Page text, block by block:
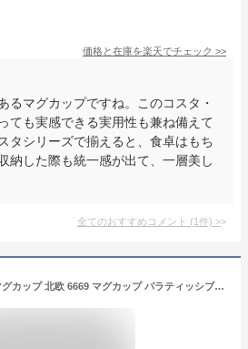
価格と在庫を楽天でチェック >>
るマグカップですね。このコスタ・
ても実感できる実用性も兼ね備えて
タシリーズで揃えると、食卓はもち
納した際も統一感が出て、一層美し
全てのおすすめコメント (1件) >
アラビア ARABIA マグカップ 北欧 6669 マグカップ パラティッシブラック ホワイト系 ブラック